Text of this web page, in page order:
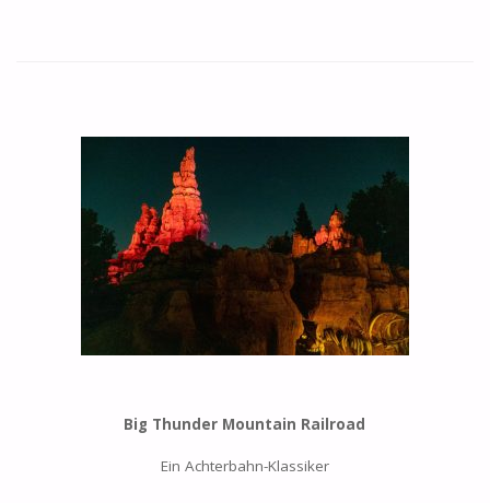
Big Thunder Mountain Railroad
Ein Achterbahn-Klassiker